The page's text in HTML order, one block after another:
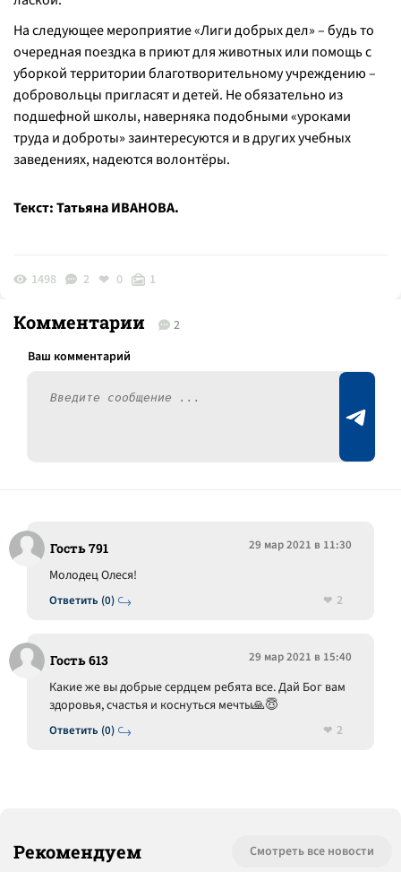
На следующее мероприятие «Лиги добрых дел» – будь то
очередная поездка в приют для животных или помощь с
уборкой территории благотворительному учреждению –
добровольцы пригласят и детей. Не обязательно из
подшефной школы, наверняка подобными «уроками
труда и доброты» заинтересуются и в других учебных
заведениях, надеются волонтёры.
Текст: Татьяна ИВАНОВА.
1498 2 0 1
Комментарии 2
Гость 791 29 мар 2021 в 11:30
Ответить (0)
Молодец Олеся!
2
Гость 613 29 мар 2021 в 15:40
Ответить (0)
Какие же вы добрые сердцем ребята все. Дай Бог вам
здоровья, счастья и коснуться мечты🙏😇
2
Рекомендуем Смотреть все новости